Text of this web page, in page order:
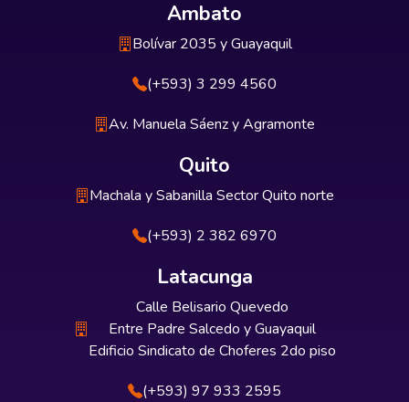
Ambato
Bolívar 2035 y Guayaquil
(+593) 3 299 4560
Av. Manuela Sáenz y Agramonte
Quito
Machala y Sabanilla Sector Quito norte
(+593) 2 382 6970
Latacunga
Calle Belisario Quevedo
Entre Padre Salcedo y Guayaquil
Edificio Sindicato de Choferes 2do piso
(+593) 97 933 2595